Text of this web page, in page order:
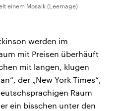
einem Mosaik (Leemage)
werden im
mit Preisen überhäuft
mit langen, klugen
der „New York Times“,
Raum
ein bisschen unter den